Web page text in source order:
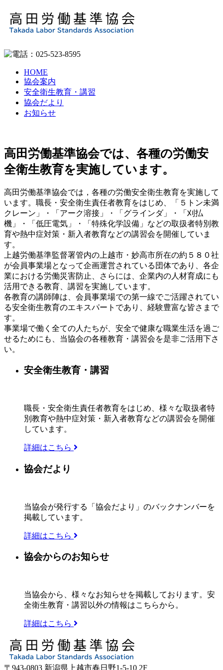
HOME
協会案内
安全衛生教育・講習
協会だより
お知らせ
高田労働基準協会では、各種の労働安
全衛生教育を実施しています。
高田労働基準協会では，各種の労働安全衛生教育を実施して
います。職長・安全衛生責任者教育をはじめ、「５トン未満
クレーン」・「アーク溶接」・「グラインダ」・「刈払
機」・「低圧電気」・「特殊化学設備」などの取扱者特別教
育や熱中症対策・新入者教育などの講習会を開催していま
す。
上越労働基準監督署管内の上越市・妙高市所在の約５８０社
が会員事業場となって企画運営されている団体であり、各企
業における労働災害防止、さらには、企業内の人材育成にも
活用できる教育、講習を実施しています。
各教育の講師陣は、会員事業場での第一線でご活躍されてい
る安全衛生教育のエキスパートであり、経験豊富な皆さまで
す。
事業場で働く全ての人たちが、安全で健康な職業生活を過ご
せるためにも、当協会の各種教育・講習会を是非ご活用下さ
い。
安全衛生教育・講習
職長・安全衛生責任者教育をはじめ、様々な取扱者特
別教育や熱中症対策・新入者教育などの講習会を開催
しています。
詳細はこちら
協会だより
当協会が発行する「協会だより」のバックナンバーを
掲載しています。
詳細はこちら
協会からのお知らせ
当協会から、様々なお知らせを掲載しております。安
全衛生教育・講習以外の情報はこちらから。
詳細はこちら
〒943-0803 新潟県上越市春日野1-5-10 2F